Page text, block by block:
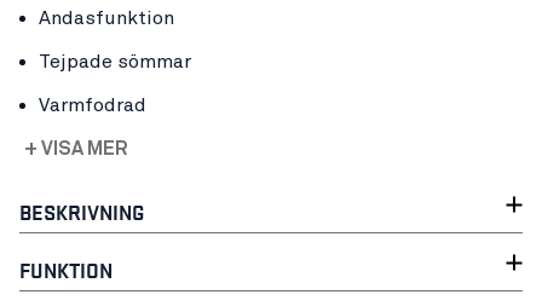
Andasfunktion
Tejpade sömmar
Varmfodrad
+ VISA MER
BESKRIVNING
FUNKTION